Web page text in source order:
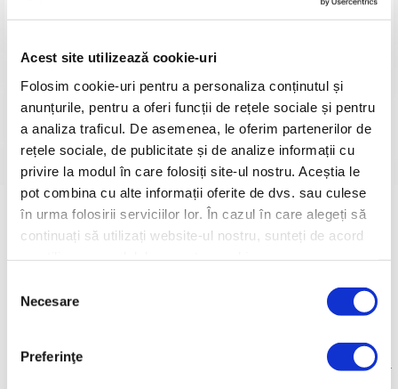
Acest site utilizează cookie-uri
Folosim cookie-uri pentru a personaliza conținutul și
anunțurile, pentru a oferi funcții de rețele sociale și pentru
a analiza traficul. De asemenea, le oferim partenerilor de
rețele sociale, de publicitate și de analize informații cu
privire la modul în care folosiți site-ul nostru. Aceștia le
pot combina cu alte informații oferite de dvs. sau culese
în urma folosirii serviciilor lor. În cazul în care alegeți să
continuați să utilizați website-ul nostru, sunteți de acord
consimțământului
Necesare
Preferinţe
Mașină de găurit/înșurubat
RURIS RMX1240
Motor electric, fără perii
Cuplu maxim 40 Nm
Mașină de găurit/înșurubat
RURIS RMX1260
Motor electric, fără perii
Cuplu maxim 60 Nm
Mașină de găurit/înșurubat cu
Mașină de găurit multifuncțională